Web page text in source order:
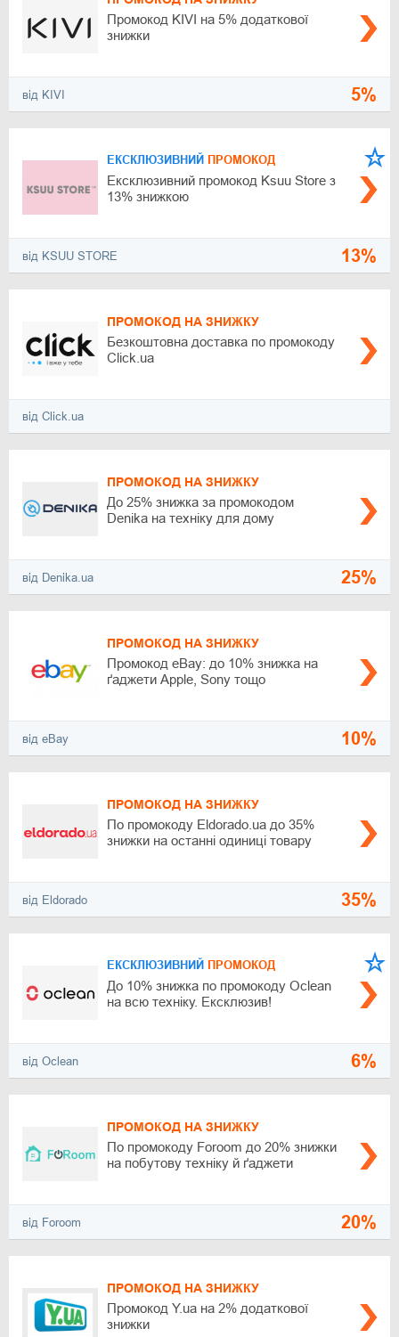
Промокод KIVI на 5% додаткової
знижки
від KIVI 5%
ЕКСКЛЮЗИВНИЙ ПРОМОКОД
Ексклюзивний промокод Ksuu Store з
13% знижкою
від KSUU STORE 13%
ПРОМОКОД НА ЗНИЖКУ
Безкоштовна доставка по промокоду
Click.ua
від Click.ua
ПРОМОКОД НА ЗНИЖКУ
До 25% знижка за промокодом
Denika на техніку для дому
від Denika.ua 25%
ПРОМОКОД НА ЗНИЖКУ
Промокод eBay: до 10% знижка на
ґаджети Apple, Sony тощо
від eBay 10%
ПРОМОКОД НА ЗНИЖКУ
По промокоду Eldorado.ua до 35%
знижки на останні одиниці товару
від Eldorado 35%
ЕКСКЛЮЗИВНИЙ ПРОМОКОД
До 10% знижка по промокоду Oclean
на всю техніку. Ексклюзив!
від Oclean 6%
ПРОМОКОД НА ЗНИЖКУ
По промокоду Foroom до 20% знижки
на побутову техніку й ґаджети
від Foroom 20%
ПРОМОКОД НА ЗНИЖКУ
Промокод Y.ua на 2% додаткової
знижки